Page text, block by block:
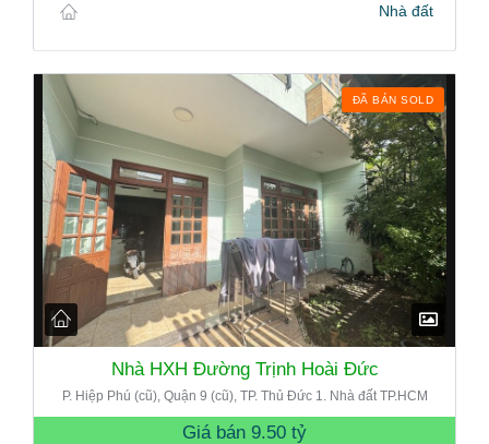
Nhà đất
ĐÃ BÁN SOLD
Nhà HXH Đường Trịnh Hoài Đức
P. Hiệp Phú (cũ), Quận 9 (cũ), TP. Thủ Đức 1. Nhà đất TP.HCM
Giá bán 9.50 tỷ